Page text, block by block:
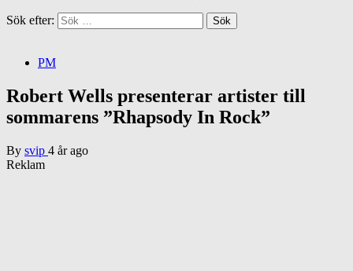
Sök efter:
PM
Robert Wells presenterar artister till
sommarens ”Rhapsody In Rock”
By svip 4 år ago
Reklam